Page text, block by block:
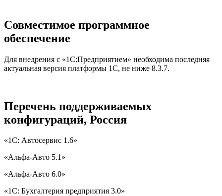
Совместимое программное
обеспечение
Для внедрения с «1С:Предприятием» необходима последняя
актуальная версия платформы 1С, не ниже 8.3.7.
Перечень поддерживаемых
конфигураций, Россия
«1С: Автосервис 1.6»
«Альфа-Авто 5.1»
«Альфа-Авто 6.0»
«1С: Бухгалтерия предприятия 3.0»